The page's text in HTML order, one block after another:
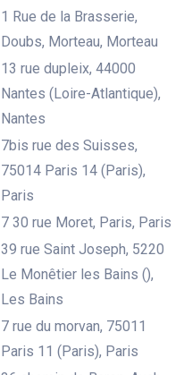
1 Rue de la Brasserie,
Doubs, Morteau, Morteau
13 rue dupleix, 44000
Nantes (Loire-Atlantique),
Nantes
7bis rue des Suisses,
75014 Paris 14 (Paris),
Paris
7 30 rue Moret, Paris, Paris
39 rue Saint Joseph, 5220
Le Monêtier les Bains (),
Les Bains
7 rue du morvan, 75011
Paris 11 (Paris), Paris